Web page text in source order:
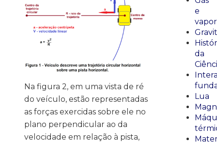
Na figura 2, em uma vista de ré
do veículo, estão representadas
as forças exercidas sobre ele no
plano perpendicular ao da
velocidade em relação à pista,
e
vapor
da
Lua